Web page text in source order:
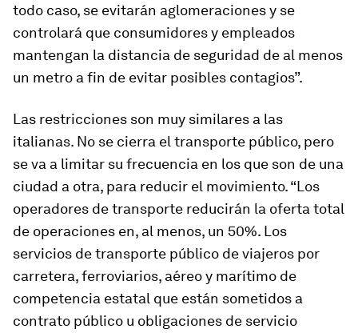
todo caso, se evitarán aglomeraciones y se
controlará que consumidores y empleados
mantengan la distancia de seguridad de al menos
un metro a fin de evitar posibles contagios”.
Las restricciones son muy similares a las
italianas. No se cierra el transporte público, pero
se va a limitar su frecuencia en los que son de una
ciudad a otra, para reducir el movimiento. “Los
operadores de transporte reducirán la oferta total
de operaciones en, al menos, un 50%. Los
servicios de transporte público de viajeros por
carretera, ferroviarios, aéreo y marítimo de
competencia estatal que están sometidos a
contrato público u obligaciones de servicio